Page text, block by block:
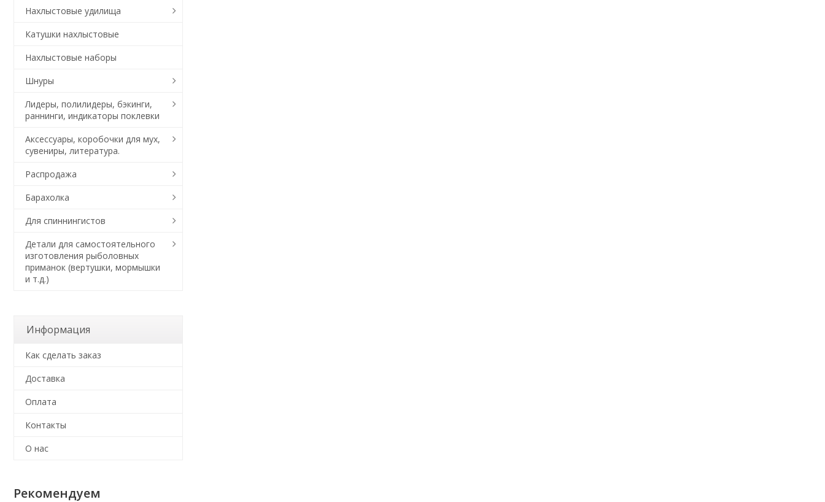
Нахлыстовые удилища
Катушки нахлыстовые
Нахлыстовые наборы
Шнуры
Лидеры, полилидеры, бэкинги,
раннинги, индикаторы поклевки
Аксессуары, коробочки для мух,
сувениры, литература.
Распродажа
Барахолка
Для спиннингистов
Детали для самостоятельного
изготовления рыболовных
приманок (вертушки, мормышки
и т.д.)
Информация
Как сделать заказ
Доставка
Оплата
Контакты
О нас
Рекомендуем